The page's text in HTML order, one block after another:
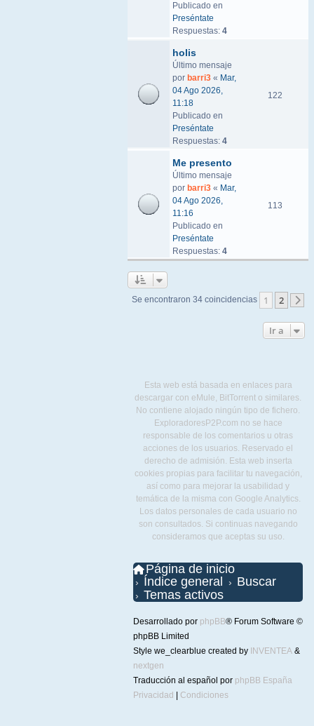
Publicado en
Preséntate
Respuestas: 4
holis
Último mensaje
por barri3 « Mar,
04 Ago 2026,
11:18
Publicado en
Preséntate
Respuestas: 4
122
Me presento
Último mensaje
por barri3 « Mar,
04 Ago 2026,
11:16
Publicado en
Preséntate
Respuestas: 4
113
Se encontraron 34 coincidencias 1 2
Ir a
Esta web está basada en enlaces para
descargar con eMule, BitTorrent o similares.
No contiene alojado ningún tipo de fichero.
ExploradoresP2P.com no se hace
responsable de los comentarios u otras
acciones de los usuarios. Reservado el
derecho de admisión. Esta web inserta
cookies propias para facilitar tu navegación,
así como para mejorar la usabilidad y
temática de la misma con Google Analytics.
Los datos personales de cada usuario no
son consultados. Si continuas navegando
consideramos que aceptas su uso.
Página de inicio
Índice general
Buscar
Temas activos
Desarrollado por phpBB® Forum Software ©
phpBB Limited
Style we_clearblue created by INVENTEA &
nextgen
Traducción al español por phpBB España
Privacidad
Condiciones